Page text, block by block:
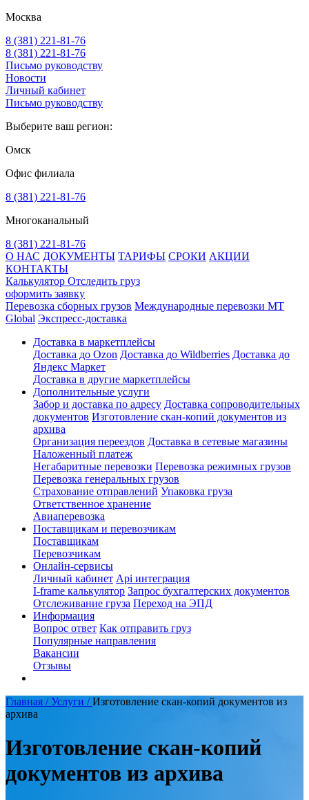
Москва
8 (381) 221-81-76
8 (381) 221-81-76
Письмо руководству
Новости
Личный кабинет
Письмо руководству
Выберите ваш регион:
Омск
Офис филиала
8 (381) 221-81-76
Многоканальный
8 (381) 221-81-76
О НАС ДОКУМЕНТЫ ТАРИФЫ СРОКИ АКЦИИ
КОНТАКТЫ
Калькулятор Отследить груз
оформить заявку
Перевозка сборных грузов Международные перевозки MT
Global Экспресс-доставка
Доставка в маркетплейсы
Доставка до Ozon Доставка до Wildberries Доставка до
Яндекс Маркет
Доставка в другие маркетплейсы
Дополнительные услуги
Забор и доставка по адресу Доставка сопроводительных
документов Изготовление скан-копий документов из
архива
Организация переездов Доставка в сетевые магазины
Наложенный платеж
Негабаритные перевозки Перевозка режимных грузов
Перевозка генеральных грузов
Страхование отправлений Упаковка груза
Ответственное хранение
Авиаперевозка
Поставщикам и перевозчикам
Поставщикам
Перевозчикам
Онлайн-сервисы
Личный кабинет Api интеграция
I-frame калькулятор Запрос бухгалтерских документов
Отслеживание груза Переход на ЭПД
Информация
Вопрос ответ Как отправить груз
Популярные направления
Вакансии
Отзывы
Главная /Услуги /Изготовление скан-копий документов из
архива
Изготовление скан-копий
документов из архива